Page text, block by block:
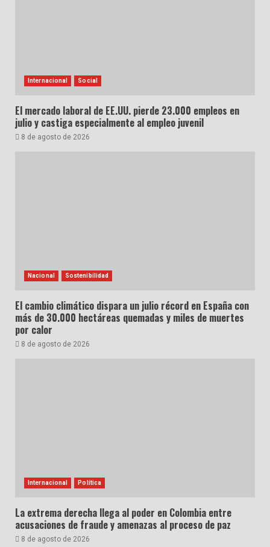
Internacional Social
El mercado laboral de EE.UU. pierde 23.000 empleos en
julio y castiga especialmente al empleo juvenil
8 de agosto de 2026
Nacional Sostenibilidad
El cambio climático dispara un julio récord en España con
más de 30.000 hectáreas quemadas y miles de muertes
por calor
8 de agosto de 2026
Internacional Política
La extrema derecha llega al poder en Colombia entre
acusaciones de fraude y amenazas al proceso de paz
8 de agosto de 2026